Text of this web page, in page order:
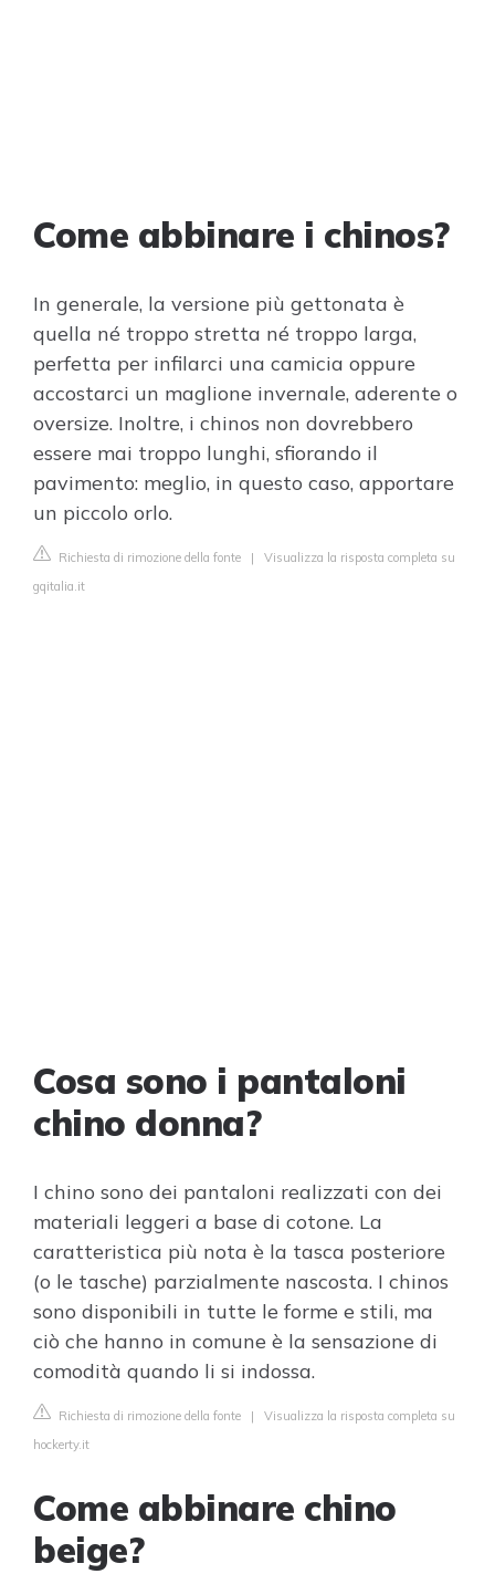
Come abbinare i chinos?
In generale, la versione più gettonata è
quella né troppo stretta né troppo larga,
perfetta per infilarci una camicia oppure
accostarci un maglione invernale, aderente o
oversize. Inoltre, i chinos non dovrebbero
essere mai troppo lunghi, sfiorando il
pavimento: meglio, in questo caso, apportare
un piccolo orlo.
Richiesta di rimozione della fonte | Visualizza la risposta completa su
gqitalia.it
Cosa sono i pantaloni
chino donna?
I chino sono dei pantaloni realizzati con dei
materiali leggeri a base di cotone. La
caratteristica più nota è la tasca posteriore
(o le tasche) parzialmente nascosta. I chinos
sono disponibili in tutte le forme e stili, ma
ciò che hanno in comune è la sensazione di
comodità quando li si indossa.
Richiesta di rimozione della fonte | Visualizza la risposta completa su
hockerty.it
Come abbinare chino
beige?